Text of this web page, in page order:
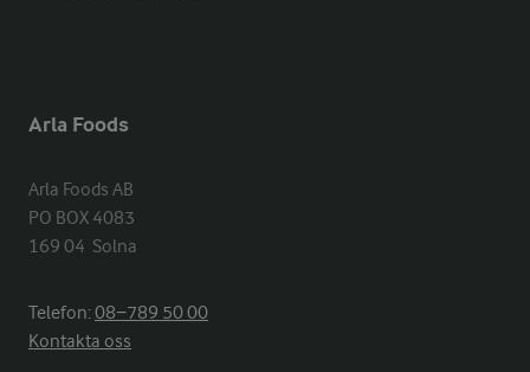
Arla Foods
Arla Foods AB
PO BOX 4083
169 04  Solna
Telefon:08−789 50 00
Kontakta oss